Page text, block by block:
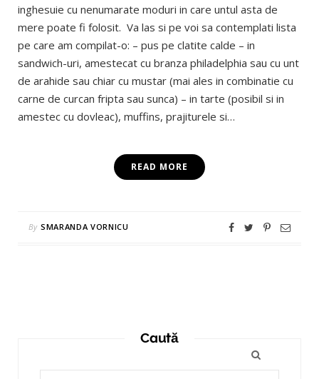
inghesuie cu nenumarate moduri in care untul asta de
mere poate fi folosit. Va las si pe voi sa contemplati lista
pe care am compilat-o: – pus pe clatite calde – in
sandwich-uri, amestecat cu branza philadelphia sau cu unt
de arahide sau chiar cu mustar (mai ales in combinatie cu
carne de curcan fripta sau sunca) – in tarte (posibil si in
amestec cu dovleac), muffins, prajiturele si…
READ MORE
By SMARANDA VORNICU
Caută